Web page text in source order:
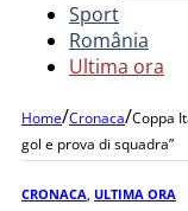
Sport
România
Ultima ora
Home/Cronaca/Coppa
gol e prova di squadra”
CRONACA ULTIMA ORA